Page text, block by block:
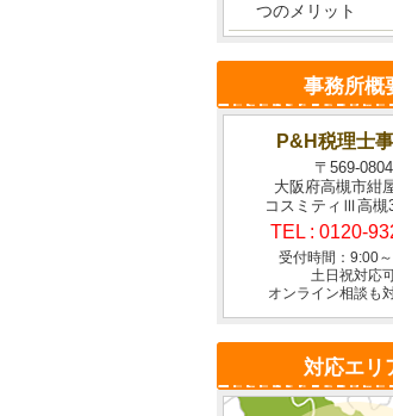
つのメリット
事務所概
P&H税理士
〒569-0804
大阪府高槻市紺
コスミティⅢ高槻
TEL : 0120-
受付時間：9:00
土日祝対応
オンライン相談も
対応エリ